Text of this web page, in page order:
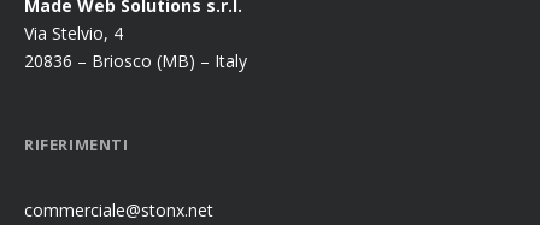
Made Web Solutions s.r.l.
Via Stelvio, 4
20836 – Briosco (MB) – Italy
RIFERIMENTI
commerciale@stonx.net